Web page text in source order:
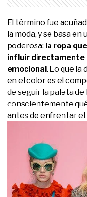
El término fue
la moda, y se basa
poderosa: la ropa
influir directamente
emocional. Lo que la
en el color es el
de seguir la paleta
conscientemente
antes de enfrentar el